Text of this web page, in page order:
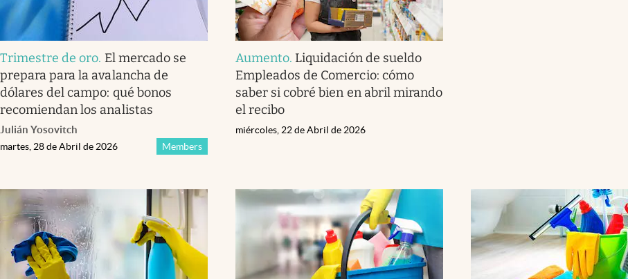
Trimestre de oro. El mercado se
prepara para la avalancha de
dólares del campo: qué bonos
recomiendan los analistas
Julián Yosovitch
Members
martes, 28 de Abril de 2026
Aumento. Liquidación de sueldo
Empleados de Comercio: cómo
saber si cobré bien en abril mirando
el recibo
miércoles, 22 de Abril de 2026